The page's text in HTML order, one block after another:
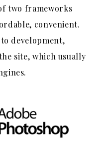
two frameworks
convenient.
development,
site, which usually